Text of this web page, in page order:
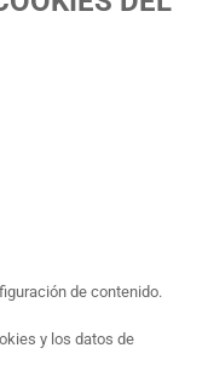
de contenido.
y los datos de